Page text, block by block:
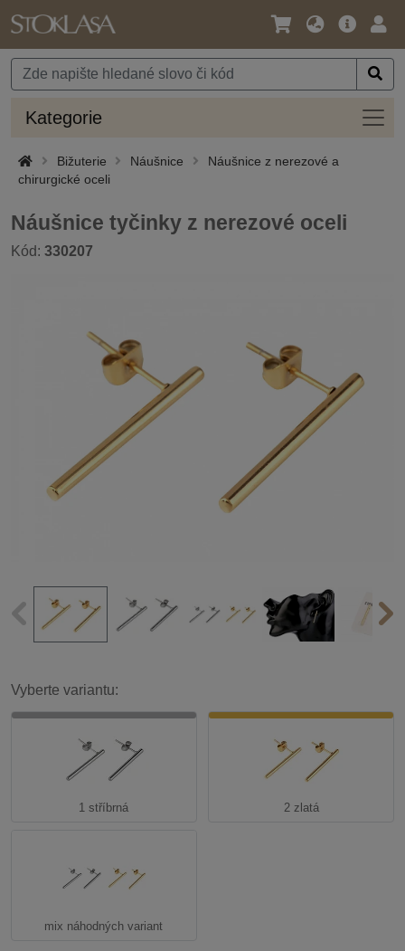
Jazyk
Měna
Hlavní
Kategorie
Bižuterie Náušnice
Náušnice z nerezové a
chirurgické oceli
Náušnice tyčinky z nerezové oceli
Kód: 330207
Vyberte variantu:
1 stříbrná 2 zlatá
mix náhodných variant